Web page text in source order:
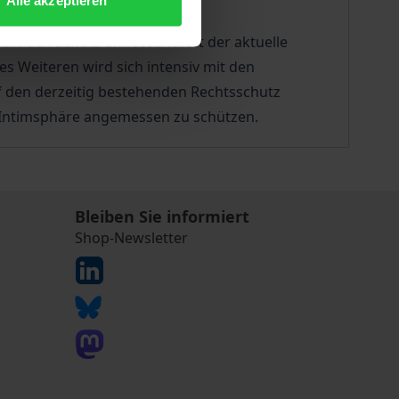
strafrechtlichen sowie
den Schutz umfassend. Ist der aktuelle
Weiteren wird sich intensiv mit den
derzeitig bestehenden Rechtsschutz
angemessen zu schützen.
Bleiben Sie informiert
Shop-Newsletter